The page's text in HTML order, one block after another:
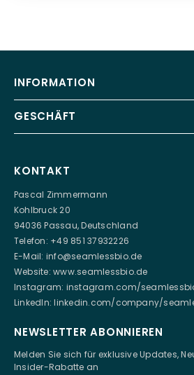
INFORMATION
GESCHÄFT
KONTAKT
Pascal Zimmermann
Kohlbruck 20
94036 Passau, Deutschland
Telefon: +49 851 37932226
E-Mail: info@seamlessbio.de
Website:www.seamlessbio.de
Instagram: instagram.com/
LinkedIn:linkedin.com/company/
NEWSLETTER ABONNIEREN
Melden Sie sich für exklusive Updates,
Insider-Rabatte an